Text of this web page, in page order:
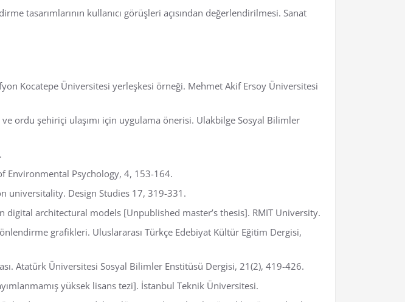
tasarımlarının kullanıcı görüşleri açısından değerlendirilmesi. Sanat
Kocatepe Üniversitesi yerleşkesi örneği. Mehmet Akif Ersoy Üniversitesi
ordu şehiriçi ulaşımı için uygulama önerisi. Ulakbilge Sosyal Bilimler
Environmental Psychology, 4, 153-164.
universitality. Design Studies 17, 319-331.
architectural models [Unpublished master’s thesis]. RMIT University.
grafikleri. Uluslararası Türkçe Edebiyat Kültür Eğitim Dergisi,
Atatürk Üniversitesi Sosyal Bilimler Enstitüsü Dergisi, 21(2), 419-426.
yüksek lisans tezi]. İstanbul Teknik Üniversitesi.